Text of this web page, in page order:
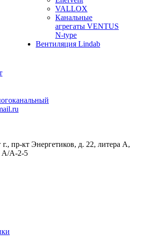
VALLOX
Канальные
агрегаты VENTUS
N-type
Вентиляция Lindab
г., пр-кт Энергетиков, д. 22, литера А,
А/А-2-5